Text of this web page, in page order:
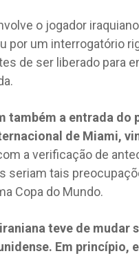
o jogador
por um interrogatório
de ser liberado para
também a entrada do
de Miami,
a verificação de
seriam tais
Copa do Mundo.
teve de mudar
Em princípio,